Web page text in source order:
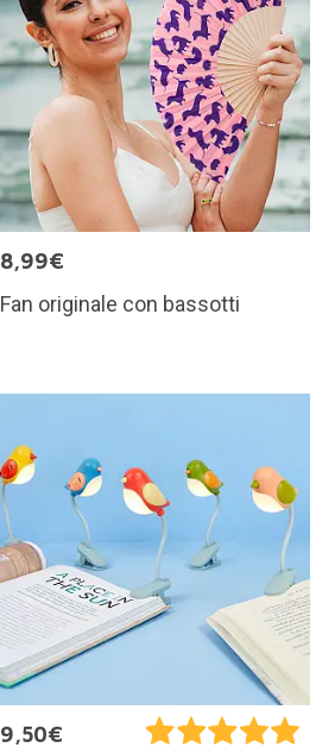
8,99€
Fan originale con bassotti
9,50€